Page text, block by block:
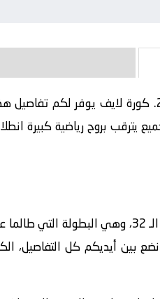
مباراة جنوب أفريقيا و كندا بث مباشر اليوم الموافق
بروح رياضية كبيرة
مواجهة اليوم تأتي ضمن منافسات بطولة دولي, كأس
بين أيديكم كل التفاصيل،